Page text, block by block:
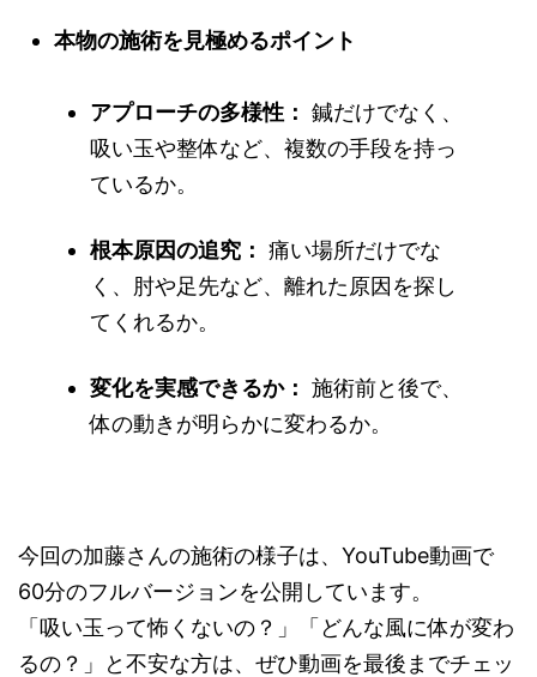
本物の施術を見極めるポイント
アプローチの多様性： 鍼だけでなく、
吸い玉や整体など、複数の手段を持っ
ているか。
根本原因の追究： 痛い場所だけでな
く、肘や足先など、離れた原因を探し
てくれるか。
変化を実感できるか： 施術前と後で、
体の動きが明らかに変わるか。
今回の加藤さんの施術の様子は、YouTube動画で
60分のフルバージョンを公開しています。
「吸い玉って怖くないの？」「どんな風に体が変わ
るの？」と不安な方は、ぜひ動画を最後までチェッ